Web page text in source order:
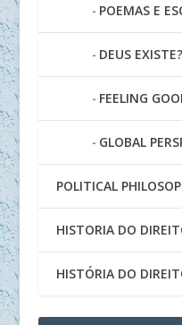
POEMAS E
DEUS EXISTE?
FEELING
GLOBAL
POLITICAL
HISTORIA DO
HISTÓRIA DO